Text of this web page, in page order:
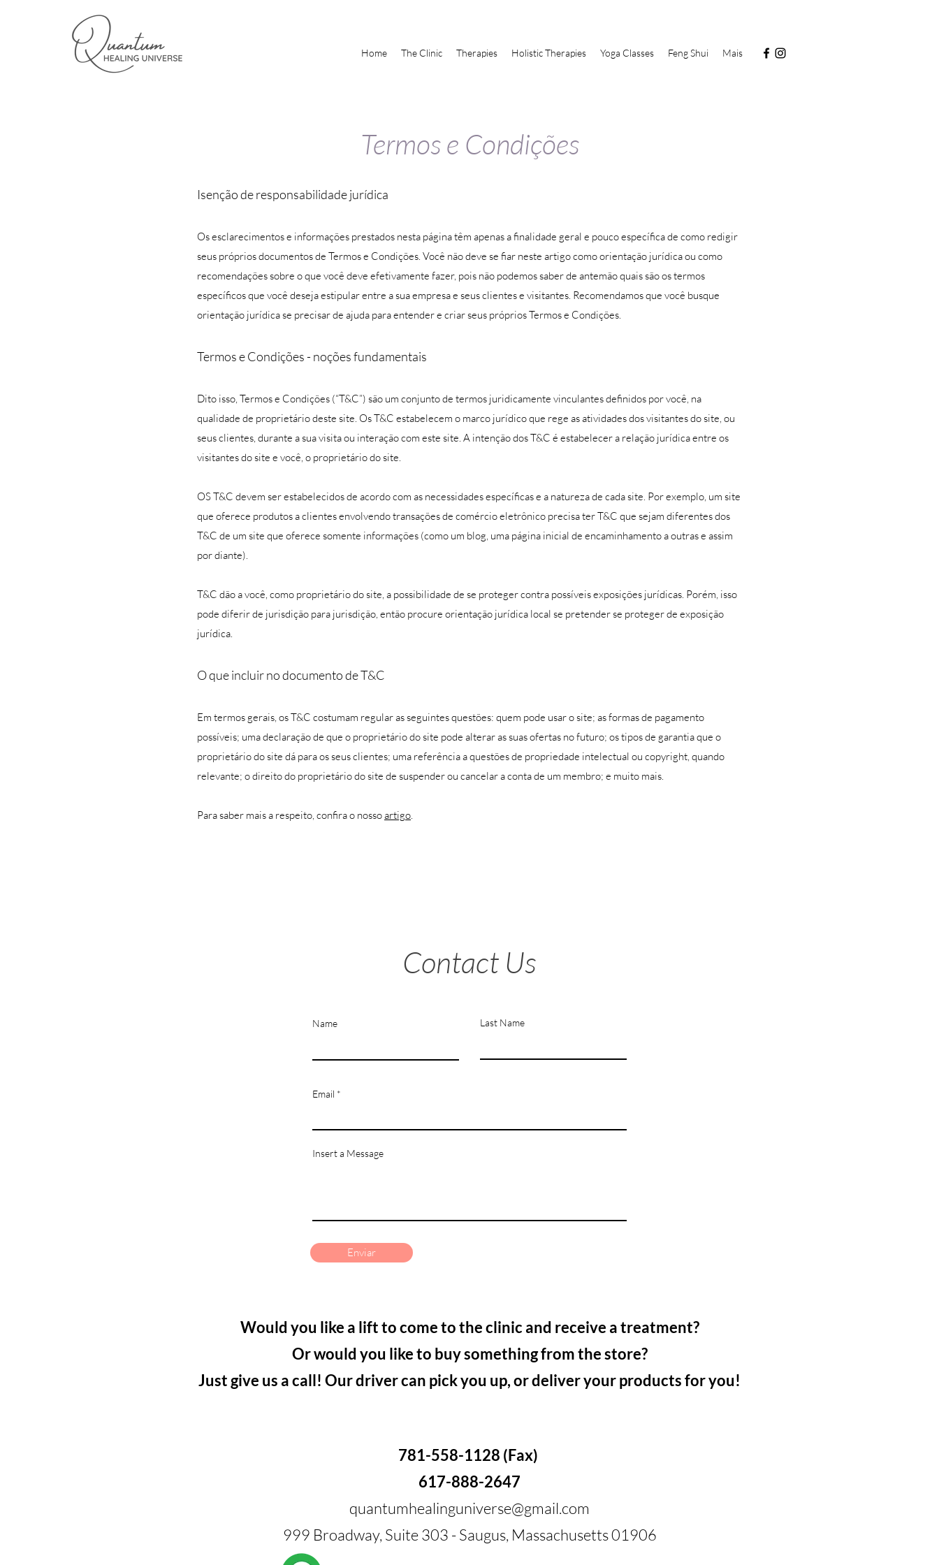
Home The Clinic Therapies Holistic Therapies Yoga Classes Feng Shui Mais
Termos e Condições
Isenção de responsabilidade jurídica
Os esclarecimentos e informações prestados nesta página têm apenas a finalidade geral e pouco específica de como redigir
seus próprios documentos de Termos e Condições. Você não deve se fiar neste artigo como orientação jurídica ou como
recomendações sobre o que você deve efetivamente fazer, pois não podemos saber de antemão quais são os termos
específicos que você deseja estipular entre a sua empresa e seus clientes e visitantes. Recomendamos que você busque
orientação jurídica se precisar de ajuda para entender e criar seus próprios Termos e Condições.
Termos e Condições - noções fundamentais
Dito isso, Termos e Condições (“T&C”) são um conjunto de termos juridicamente vinculantes definidos por você, na
qualidade de proprietário deste site. Os T&C estabelecem o marco jurídico que rege as atividades dos visitantes do site, ou
seus clientes, durante a sua visita ou interação com este site. A intenção dos T&C é estabelecer a relação jurídica entre os
visitantes do site e você, o proprietário do site.
OS T&C devem ser estabelecidos de acordo com as necessidades específicas e a natureza de cada site. Por exemplo, um site
que oferece produtos a clientes envolvendo transações de comércio eletrônico precisa ter T&C que sejam diferentes dos
T&C de um site que oferece somente informações (como um blog, uma página inicial de encaminhamento a outras e assim
por diante).
T&C dão a você, como proprietário do site, a possibilidade de se proteger contra possíveis exposições jurídicas. Porém, isso
pode diferir de jurisdição para jurisdição, então procure orientação jurídica local se pretender se proteger de exposição
jurídica.
O que incluir no documento de T&C
Em termos gerais, os T&C costumam regular as seguintes questões: quem pode usar o site; as formas de pagamento
possíveis; uma declaração de que o proprietário do site pode alterar as suas ofertas no futuro; os tipos de garantia que o
proprietário do site dá para os seus clientes; uma referência a questões de propriedade intelectual ou copyright, quando
relevante; o direito do proprietário do site de suspender ou cancelar a conta de um membro; e muito mais.
Para saber mais a respeito, confira o nossoartigo.
Contact Us
Name Last Name
Email
Insert a Message
Enviar
Would you like a lift to come to the clinic and receive a treatment?
Or would you like to buy something from the store?
Just give us a call! Our driver can pick you up, or deliver your products for you!
781-558-1128 (Fax)
617-888-2647
quantumhealinguniverse@gmail.com
999 Broadway, Suite 303 - Saugus, Massachusetts 01906